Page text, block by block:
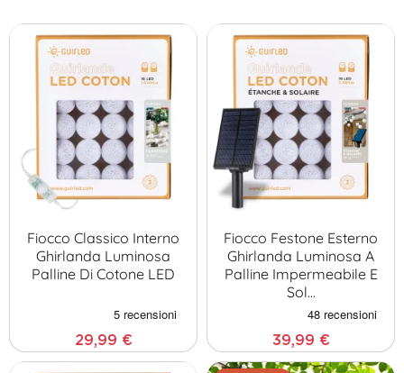
un'atmosfera romantica e accogliente.
Fiocco Classico Interno
Ghirlanda Luminosa
Palline Di Cotone LED
29,99 €
Fiocco Festone Esterno
Ghirlanda Luminosa A
Palline Impermeabile E
Sol…
39,99 €